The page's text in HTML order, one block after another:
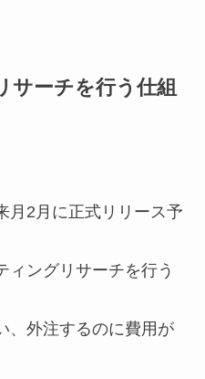
サーチを行う仕組
月2月に正式リリース予
ィングリサーチを行う
、外注するのに費用が